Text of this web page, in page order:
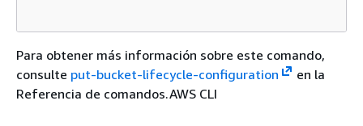
Para obtener más información sobre este comando,
consulte put-bucket-lifecycle-configuration
en la
Referencia de comandos.AWS CLI